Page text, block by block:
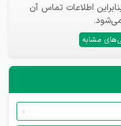
اطلاعات تماس آن
مشابه